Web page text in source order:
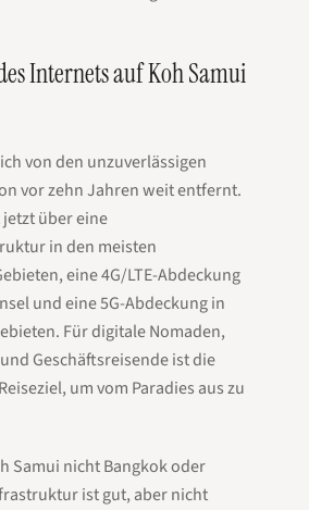
Internets auf Koh Samui
von den unzuverlässigen
vor zehn Jahren weit entfernt.
über eine
in den meisten
eine 4G/LTE-Abdeckung
und eine 5G-Abdeckung in
Für digitale Nomaden,
Geschäftsreisende ist die
um vom Paradies aus zu
Samui nicht Bangkok oder
ist gut, aber nicht